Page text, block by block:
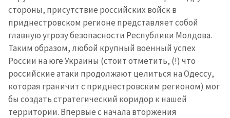
стороны, присутствие российских войск в
приднестровском регионе представляет собой
главную угрозу безопасности Республики Молдова.
Таким образом, любой крупный военный успех
России на юге Украины (стоит отметить, (!) что
российские атаки продолжают целиться на Одессу,
которая граничит с приднестровским регионом) мог
бы создать стратегический коридор к нашей
территории. Впервые с начала вторжения
Фотография
+ Загрузить
изображение
Ссылка на медиа
+ Добавить ссылку на
медиа
Текст новости
+ Добавить текст
новости